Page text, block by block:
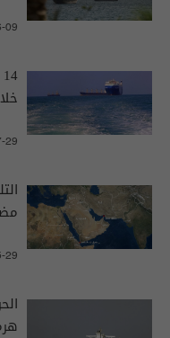
09
خلال
29
29
هرمز